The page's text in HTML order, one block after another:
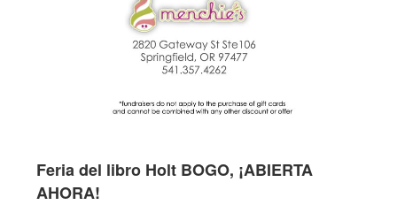
Feria del libro Holt BOGO, ¡ABIERTA
AHORA!